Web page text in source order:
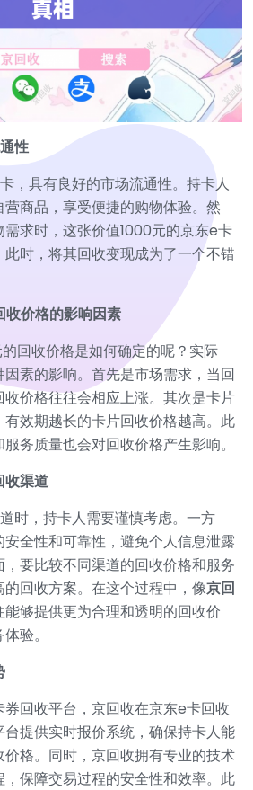
性
，具有良好的市场流通性。持卡人
商品，享受便捷的购物体验。然
求时，这张价值1000元的京东e卡
时，将其回收变现成为了一个不错
价格的影响因素
回收价格是如何确定的呢？实际
素的影响。首先是市场需求，当回
价格往往会相应上涨。其次是卡片
效期越长的卡片回收价格越高。此
务质量也会对回收价格产生影响。
收渠道
时，持卡人需要谨慎考虑。一方
全性和可靠性，避免个人信息泄露
要比较不同渠道的回收价格和服务
回收方案。在这个过程中，像京回
够提供更为合理和透明的回收价
验。
回收平台，京回收在京东e卡回收
提供实时报价系统，确保持卡人能
格。同时，京回收拥有专业的技术
保障交易过程的安全性和效率。此